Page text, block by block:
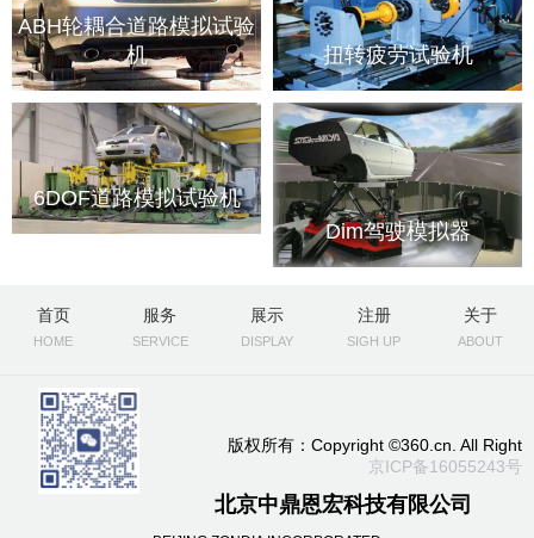
ABH轮耦合道路模拟试验
机
扭转疲劳试验机
6DOF道路模拟试验机
Dim驾驶模拟器
首页
HOME
服务
SERVICE
展示
DISPLAY
注册
SIGH UP
关于
ABOUT
版权所有：Copyright ©360.cn. All Right
京ICP备16055243号
北京中鼎恩宏科技有限公司